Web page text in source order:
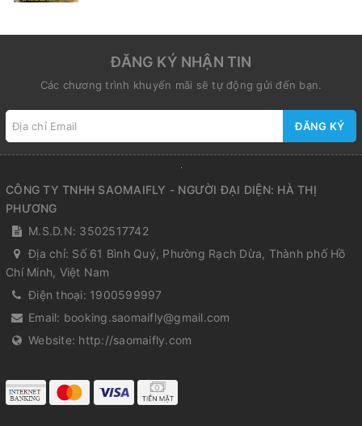
ĐĂNG KÝ NHẬN TIN
Các chương trình khuyến mãi sẽ tự động gửi đến bạn.
ĐĂNG KÝ
CÔNG TY TNHH SAOMAIFLY - NGƯỜI ĐẠI DIỆN: HÀ THỊ
PHƯƠNG
Chí Minh, Việt Nam
1900599997
Website:http://saomaifly.com